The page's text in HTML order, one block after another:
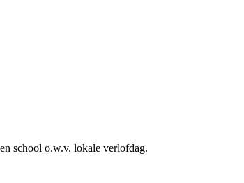
school o.w.v. lokale verlofdag.